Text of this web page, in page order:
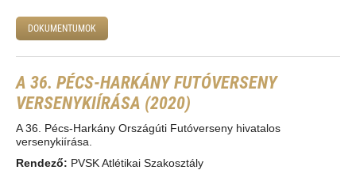
DOKUMENTUMOK
A 36. PÉCS-HARKÁNY FUTÓVERSENY
VERSENYKIÍRÁSA (2020)
A 36. Pécs-Harkány Országúti Futóverseny hivatalos
versenykiírása.
Rendező: PVSK Atlétikai Szakosztály